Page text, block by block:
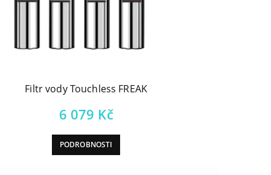
Filtr vody Touchless FREAK
6 079 Kč
PODROBNOSTI